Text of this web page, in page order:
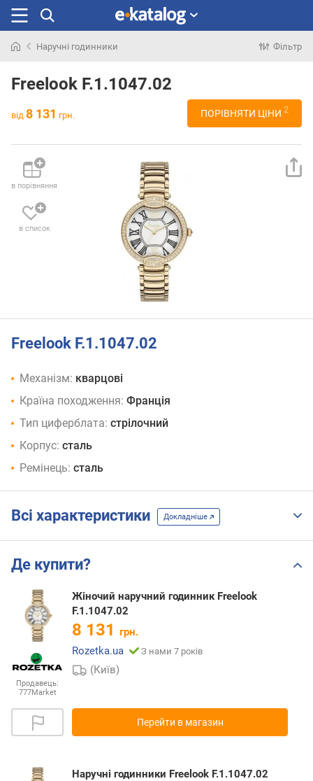
раніше
Наручні годинники Фільтр
Freelook F.1.1047.02
від 8 131 грн. ПОРІВНЯТИ ЦІНИ 2
в порівняння
в список
Freelook F.1.1047.02
Механізм: кварцові
Країна походження: Франція
Тип циферблата: стрілочний
Корпус: сталь
Ремінець: сталь
Всі характеристики Докладніше
Де купити?
Продавець:
777Market
Жіночий наручний годинник Freelook
F.1.1047.02
8 131 грн.
Rozetka.ua
З нами 7 років
(Київ)
Перейти в магазин
Наручні годинники Freelook F.1.1047.02